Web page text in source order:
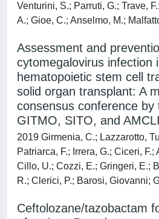
Venturini, S.; Parruti, G.; Trave,
A.; Gioe, C.; Anselmo, M.;
Assessment and
cytomegalovirus infection
hematopoietic stem cell
solid organ transplant: A
consensus conference by
GITMO, SITO, and
2019 Girmenia, C.; Lazzarotto,
Patriarca, F.; Irrera, G.; Ciceri, F.;
Cillo, U.; Cozzi, E.; Gringeri, E.;
R.; Clerici, P.; Barosi, Giovanni;
Ceftolozane/tazobactam